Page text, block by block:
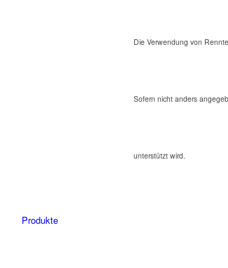
Die Verwendung von
Sofern nicht anders
unterstützt wird.
Produkte